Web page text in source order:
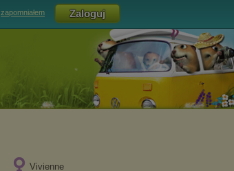
zapomniałem
Vivienne